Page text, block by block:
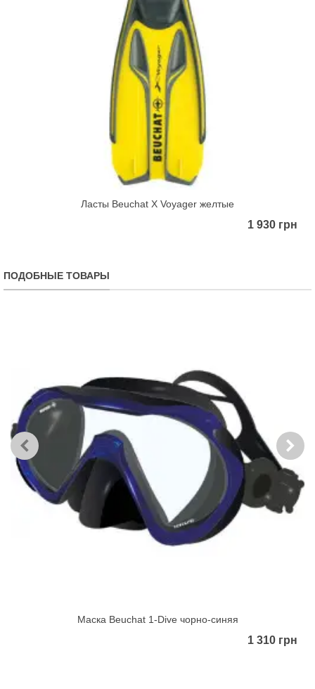
Ласты Beuchat X Voyager желтые
1 930 грн
ПОДОБНЫЕ ТОВАРЫ
Маска Beuchat 1-Dive чорно-синяя
1 310 грн